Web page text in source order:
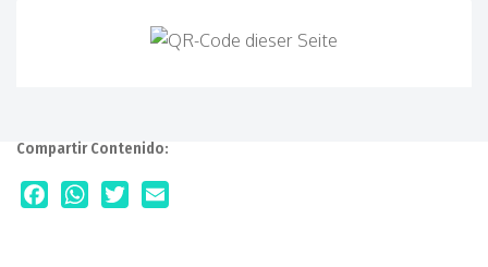
Compartir Contenido: